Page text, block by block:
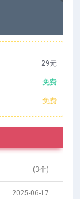
29元
免费
免费
(3个)
2025-06-17